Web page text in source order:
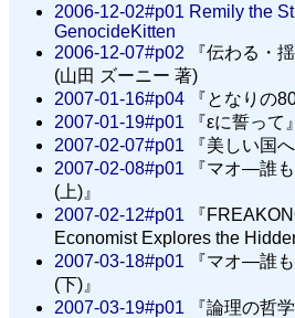
2006-12-02#p01 Remily the
GenocideKitten
2006-12-07#p02 『伝わる・
(山田 ズーニー 著)
2007-01-16#p04 『となりの
2007-01-19#p01 『εに誓って
2007-02-07#p01
2007-02-08#p01 『マオ—誰
(上)』
2007-02-12#p01 『
Economist Explores the
2007-03-18#p01 『マオ—誰
(下)』
2007-03-19#p01 『論理の哲